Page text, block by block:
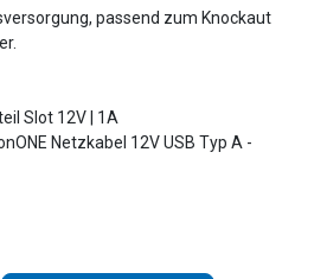
passend zum Knockaut
Slot 12V | 1A
Netzkabel 12V USB Typ A -